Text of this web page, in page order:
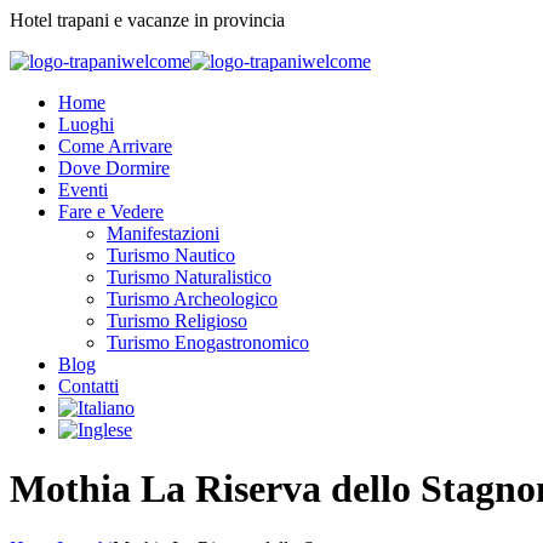
Hotel trapani e vacanze in provincia
Home
Luoghi
Come Arrivare
Dove Dormire
Eventi
Fare e Vedere
Manifestazioni
Turismo Nautico
Turismo Naturalistico
Turismo Archeologico
Turismo Religioso
Turismo Enogastronomico
Blog
Contatti
Mothia La Riserva dello